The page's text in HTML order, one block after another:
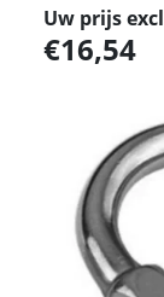
Uw prijs
16,54